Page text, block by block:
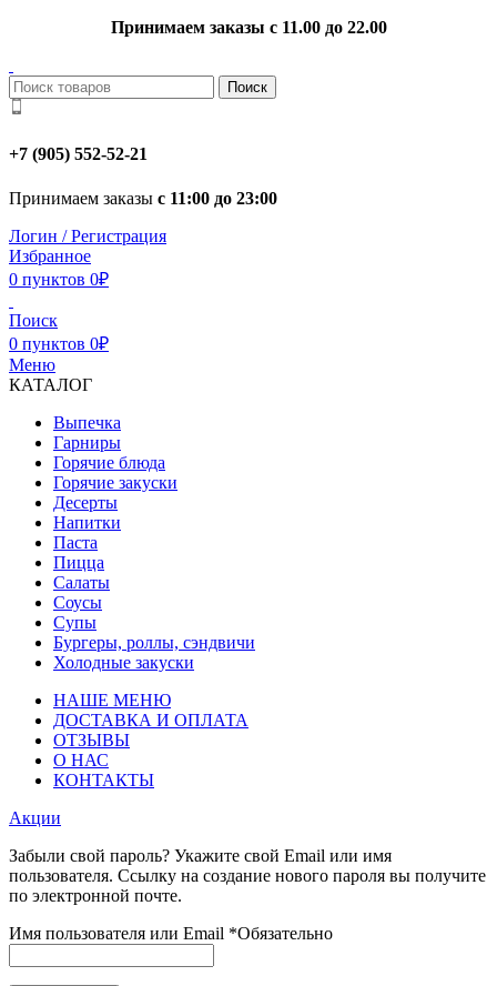
Принимаем заказы с 11.00 до 22.00
Поиск
+7 (905) 552-52-21
Принимаем заказы с 11:00 до 23:00
Логин / Регистрация
Избранное
0 пунктов 0₽
Поиск
0 пунктов 0₽
Меню
КАТАЛОГ
Выпечка
Гарниры
Горячие блюда
Горячие закуски
Десерты
Напитки
Паста
Пицца
Салаты
Соусы
Супы
Бургеры, роллы, сэндвичи
Холодные закуски
НАШЕ МЕНЮ
ДОСТАВКА И ОПЛАТА
ОТЗЫВЫ
О НАС
КОНТАКТЫ
Акции
Забыли свой пароль? Укажите свой Email или имя
пользователя. Ссылку на создание нового пароля вы получите
по электронной почте.
Имя пользователя или Email *Обязательно